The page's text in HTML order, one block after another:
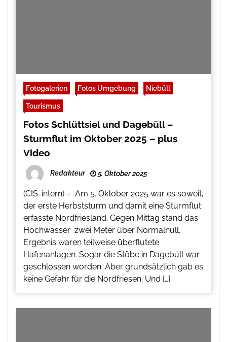
Fotogalerien Fotos Umgebung Niebüll
Tourismus
Fotos Schlüttsiel und Dagebüll –
Sturmflut im Oktober 2025 – plus
Video
Redakteur 5. Oktober 2025
(CIS-intern) – Am 5. Oktober 2025 war es soweit,
der erste Herbststurm und damit eine Sturmflut
erfasste Nordfriesland. Gegen Mittag stand das
Hochwasser zwei Meter über Normalnull,
Ergebnis waren teilweise überflutete
Hafenanlagen. Sogar die Stöbe in Dagebüll war
geschlossen worden. Aber grundsätzlich gab es
keine Gefahr für die Nordfriesen. Und […]